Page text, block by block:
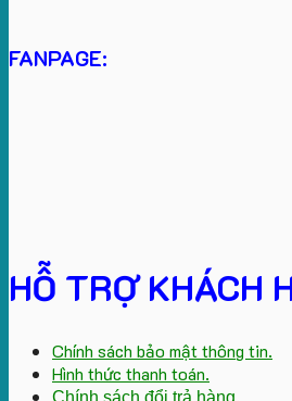
FANPAGE:
HỖ TRỢ KHÁCH
Chính sách bảo mật thông tin.
Hình thức thanh toán.